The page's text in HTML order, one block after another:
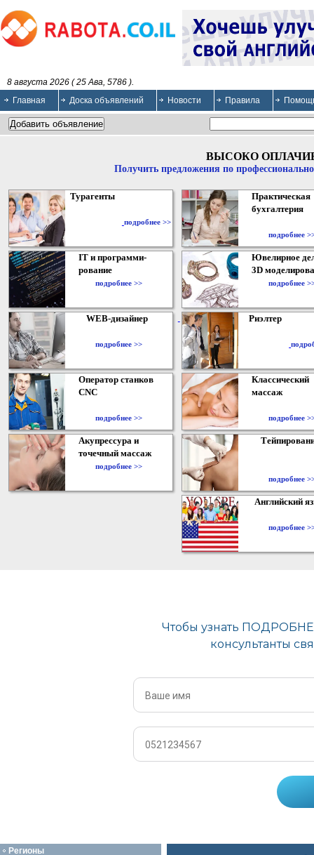
8 августа 2026 ( 25 Ава, 5786 ).
Главная
Доска объявлений Новости Правила
ВЫСОКО
Получить предложения по
Турагенты
подробнее >>
Практическая
бухгалтерия
подробнее
IT и программи-
рование
подробнее >>
Ювелирное
3D
подробнее
WEB-дизайнер
подробнее >>
Риэлтер
Оператор станков
CNC
подробнее >>
Классический
массаж
подробнее
Акупрессура и
точечный массаж
подробнее >>
подробнее
Английский
подробнее
Регионы